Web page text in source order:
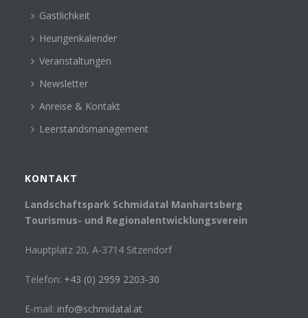
Gastlichkeit
Heurigenkalender
Veranstaltungen
Newsletter
Anreise & Kontakt
Leerstandsmanagement
KONTAKT
Landschaftspark Schmidatal Manhartsberg
Tourismus- und Regionalentwicklungsverein
Hauptplatz 20, A-3714 Sitzendorf
Telefon: +43 (0) 2959 2203-30
E-mail: info@schmidatal.at